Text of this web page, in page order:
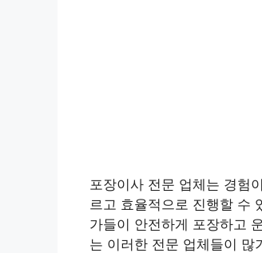
포장이사 전문 업체는 경험
르고 효율적으로 진행할 수
가들이 안전하게 포장하고
는 이러한 전문 업체들이 많